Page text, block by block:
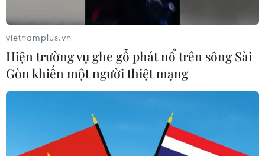
của tập đoàn Thái Lan B.Grimm, đã bắt đầu vận hành
thương mại hai dự án điện Mặt Trời ở các tỉnh Tây Ninh
và Phú Yên của Việt Nam.
vietnamplus.vn
Hiện trường vụ ghe gỗ phát nổ trên sông Sài
Gòn khiến một người thiệt mạng